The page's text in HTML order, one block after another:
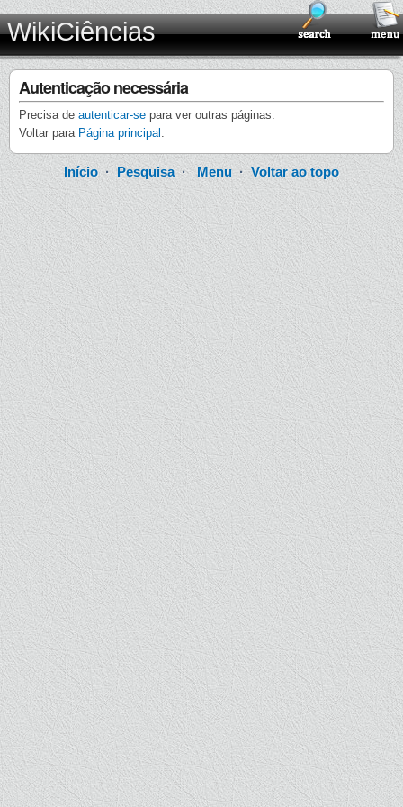
WikiCiências
Autenticação necessária
Precisa de autenticar-se para ver outras páginas.
Voltar para Página principal .
Início · Pesquisa·Menu ·Voltar ao topo